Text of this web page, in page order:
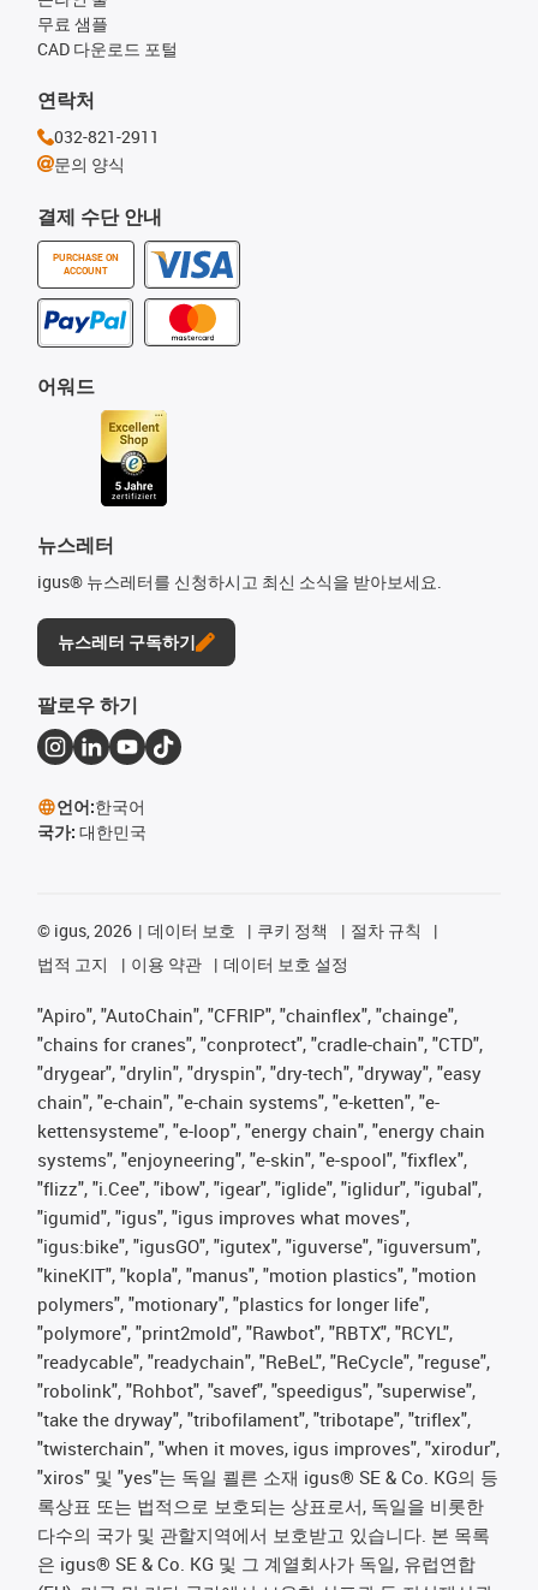
결제 수단 안내
PURCHASE ON
ACCOUNT
무료 샘플
CAD 다운로드 포털
어워드
뉴스레터
igus® 뉴스레터를 신청하시고 최신 소식을 받아보세요.
뉴스레터 구독하기
연락처
032-821-2911
문의 양식
팔로우 하기
언어:한국어
국가: 대한민국
© igus, 2026 데이터 보호 쿠키 정책
절차 규칙
법적 고지
이용 약관 데이터 보호 설정
"Apiro", "AutoChain", "CFRIP", "chainflex", "chainge",
"chains for cranes", "conprotect", "cradle-chain", "CTD",
"drygear", "drylin", "dryspin", "dry-tech", "dryway", "easy
chain", "e-chain", "e-chain systems", "e-ketten", "e-
kettensysteme", "e-loop", "energy chain", "energy chain
systems", "enjoyneering", "e-skin", "e-spool", "fixflex",
"flizz", "i.Cee", "ibow", "igear", "iglide", "iglidur", "igubal",
"igumid", "igus", "igus improves what moves",
"igus:bike", "igusGO", "igutex", "iguverse", "iguversum",
"kineKIT", "kopla", "manus", "motion plastics", "motion
polymers", "motionary", "plastics for longer life",
"polymore", "print2mold", "Rawbot", "RBTX", "RCYL",
"readycable", "readychain", "ReBeL", "ReCycle", "reguse",
"robolink", "Rohbot", "savef", "speedigus", "superwise",
"take the dryway", "tribofilament", "tribotape", "triflex",
"twisterchain", "when it moves, igus improves", "xirodur",
"xiros" 및 "yes"는 독일 쾰른 소재 igus® SE & Co. KG의 등
록상표 또는 법적으로 보호되는 상표로서, 독일을 비롯한
다수의 국가 및 관할지역에서 보호받고 있습니다. 본 목록
은 igus® SE & Co. KG 및 그 계열회사가 독일, 유럽연합